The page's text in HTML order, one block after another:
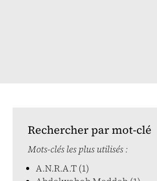
Rechercher par mot-clé
Mots-clés les plus utilisés :
A.N.R.A.T (1)